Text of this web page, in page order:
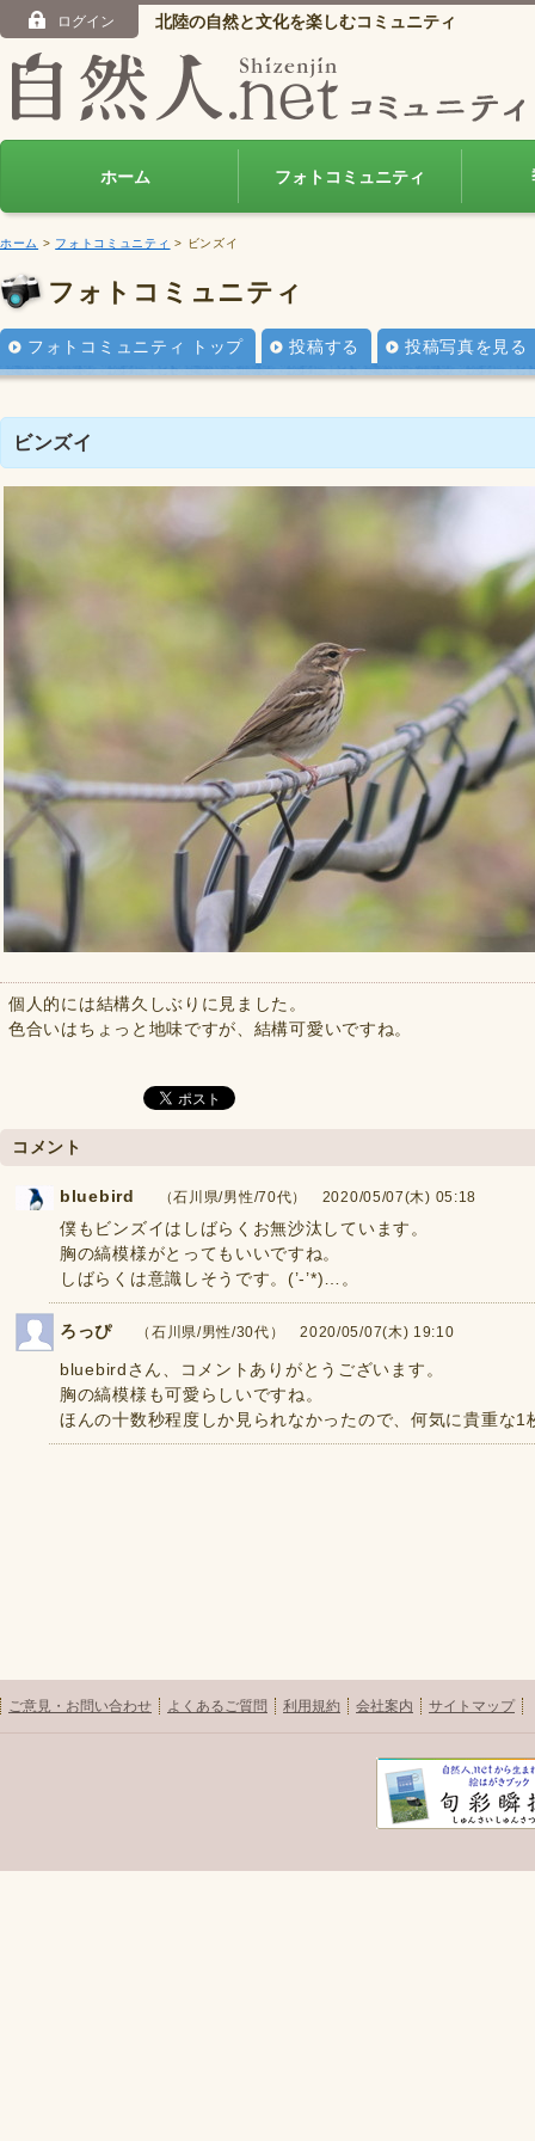
ログイン 北陸の自然と文化を楽しむコミュニティ
ホーム フォトコミュニティ
ホーム > フォトコミュニティ > ビンズイ
フォトコミュニティ
フォトコミュニティ トップ 投稿する 投稿写真を見る
ビンズイ
個人的には結構久しぶりに見ました。
色合いはちょっと地味ですが、結構可愛いですね。
コメント
bluebird （石川県/男性/70代） 2020/05/07(木) 05:18
僕もビンズイはしばらくお無沙汰しています。
胸の縞模様がとってもいいですね。
しばらくは意識しそうです。(’-’*)…。
ろっぴ （石川県/男性/30代） 2020/05/07(木) 19:10
bluebirdさん、コメントありがとうございます。
胸の縞模様も可愛らしいですね。
ほんの十数秒程度しか見られなかったので、何気に貴重な1
ご意見・お問い合わせ よくあるご質問 利用規約 会社案内 サイトマップ